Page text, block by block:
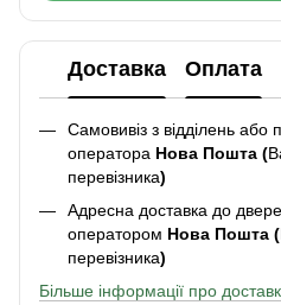
Доставка Оплата
Самовивіз з відділень або
оператора Нова Пошта (
перевізника)
Адресна доставка до
оператором Нова Пошта (
перевізника)
Більше інформації про